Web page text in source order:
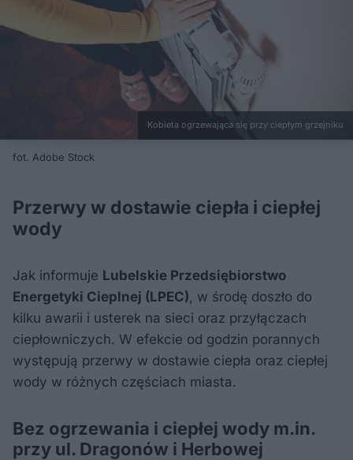
Kobieta ogrzewająca się przy ciepłym grzejniku
fot. Adobe Stock
Przerwy w dostawie ciepła i ciepłej
wody
Jak informuje Lubelskie Przedsiębiorstwo
Energetyki Cieplnej (LPEC) , w środę doszło do
kilku awarii i usterek na sieci oraz przyłączach
ciepłowniczych. W efekcie od godzin porannych
występują przerwy w dostawie ciepła oraz ciepłej
wody w różnych częściach miasta.
Bez ogrzewania i ciepłej wody m.in.
przy ul. Dragonów i Herbowej